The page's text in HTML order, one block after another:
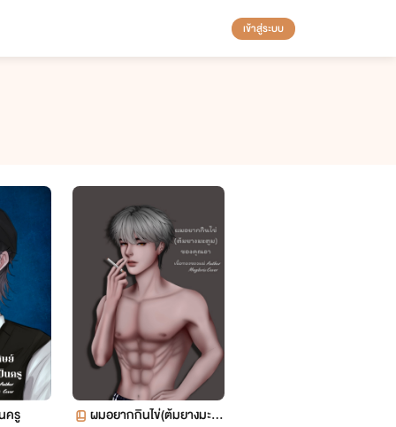
เข้าสู่ระบบ
ครู
ผมอยากกินไข่(ต้มยางมะตู